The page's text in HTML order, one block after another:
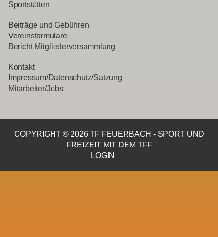
Sportstätten
Beiträge und Gebühren
Vereinsformulare
Bericht Mitgliederversammlung
Kontakt
Impressum/Datenschutz/Satzung
Mitarbeiter/Jobs
COPYRIGHT © 2026 TF FEUERBACH - SPORT UND
FREIZEIT MIT DEM TFF
LOGIN